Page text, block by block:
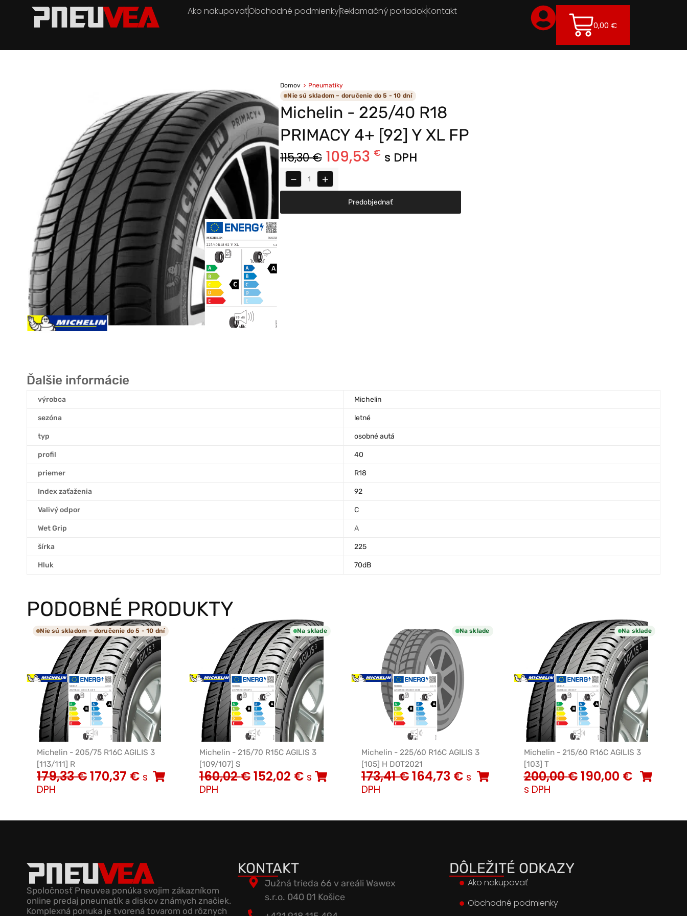
Ako nakupovaťObchodné podmienkyReklamačný poriadokKontakt
0,00 €
Domov
Pneumatiky
Nie sú skladom – doručenie do 5 - 10 dní
Michelin - 225/40 R18
PRIMACY 4+ [92] Y XL FP
115,30€ 109,53 € s DPH
− +
Predobjednať
Ďalšie informácie
výrobca Michelin
sezóna letné
typ osobné autá
profil 40
priemer R18
Index zaťaženia 92
Valivý odpor C
Wet Grip A
šírka 225
Hluk 70dB
PODOBNÉ PRODUKTY
Nie sú skladom – doručenie do 5 - 10 dní
Michelin - 205/75 R16C AGILIS 3
[113/111] R
179,33€170,37 € s
DPH
Na sklade
Michelin - 215/70 R15C AGILIS 3
[109/107] S
160,02€152,02 € s
DPH
Na sklade
Michelin - 225/60 R16C AGILIS 3
[105] H DOT2021
173,41€164,73 € s
DPH
Na sklade
Michelin - 215/60 R16C AGILIS 3
[103] T
200,00€190,00 €
s DPH
Spoločnosť Pneuvea ponúka svojim zákazníkom
online predaj pneumatík a diskov známych značiek.
Komplexná ponuka je tvorená tovarom od rôznych
KONTAKT
Južná trieda 66 v areáli Wawex
s.r.o. 040 01 Košice
DÔLEŽITÉ ODKAZY
Ako nakupovať
Obchodné podmienky